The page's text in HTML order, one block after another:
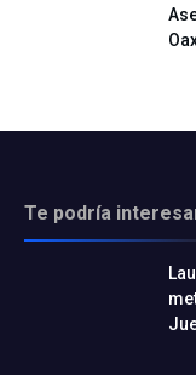
Te podría